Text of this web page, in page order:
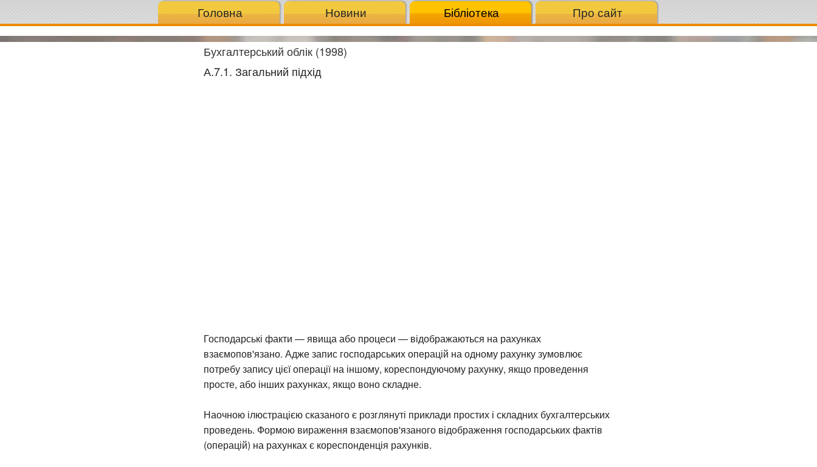
Головна Новини Бібліотека Про сайт
Бухгалтерський облік (1998)
А.7.1. Загальний підхід
Господарські факти — явища або процеси — відображаються на рахунках
взаємопов'язано. Адже запис господарських операцій на одному рахунку зумовлює
потребу запису цієї операції на іншому, кореспондуючому рахунку, якщо проведення
просте, або інших рахунках, якщо воно складне.
Наочною ілюстрацією сказаного є розглянуті приклади простих і складних бухгалтерських
проведень. Формою вираження взаємопов'язаного відображення господарських фактів
(операцій) на рахунках є кореспонденція рахунків.